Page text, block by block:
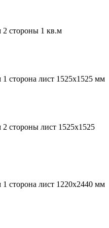
стороны 1 кв.м
сторона лист 1525х1525 мм
стороны лист 1525х1525
сторона лист 1220х2440 мм